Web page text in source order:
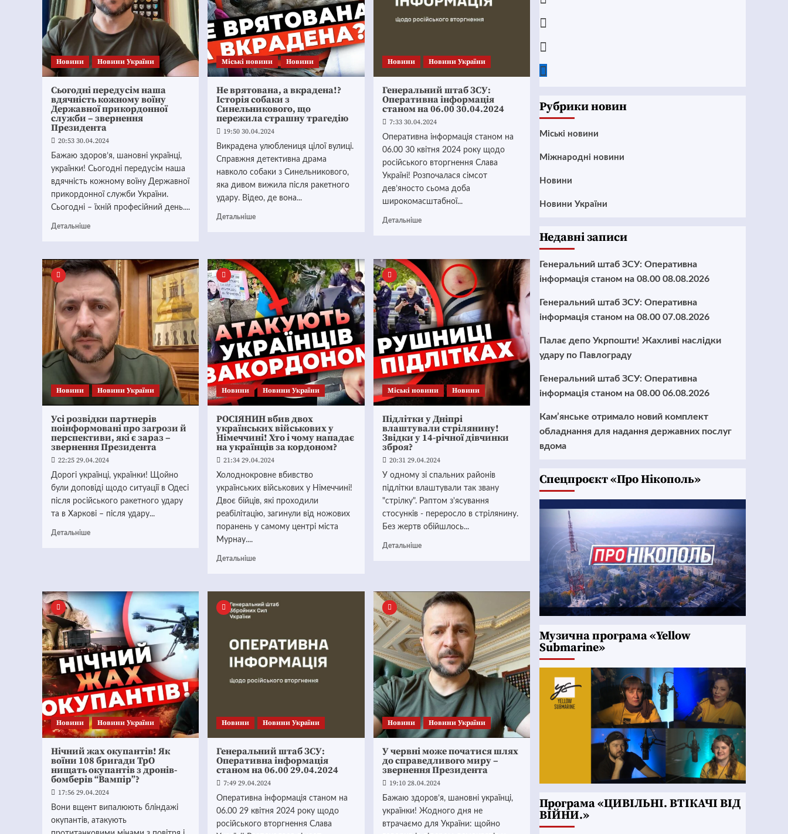
Новини Новини України
Сьогодні передусім наша
вдячність кожному воїну
Державної прикордонної
служби – звернення
Президента
20:53 30.04.2024
Бажаю здоров’я, шановні українці,
українки! Сьогодні передусім наша
вдячність кожному воїну Державної
прикордонної служби України.
Сьогодні – їхній професійний день....
Детальніше
Mіські новини Новини
Не врятована, а вкрадена!?
Історія собаки з
Синельникового, що
пережила страшну трагедію
19:50 30.04.2024
Викрадена улюблениця цілої вулиці.
Справжня детективна драма
навколо собаки з Синельникового,
яка дивом вижила після ракетного
удару. Відео, де вона...
Детальніше
Новини Новини України
Генеральний штаб ЗСУ:
Оперативна інформація
станом на 06.00 30.04.2024
7:33 30.04.2024
Оперативна інформація станом на
06.00 30 квітня 2024 року щодо
російського вторгнення Слава
Україні! Розпочалася сімсот
дев’яносто сьома доба
широкомасштабної...
Детальніше
Новини Новини України
Усі розвідки партнерів
поінформовані про загрози й
перспективи, які є зараз –
звернення Президента
22:25 29.04.2024
Дорогі українці, українки! Щойно
були доповіді щодо ситуації в Одесі
після російського ракетного удару
та в Харкові – після удару...
Детальніше
Новини Новини України
РОСІЯНИН вбив двох
українських військових у
Німеччині! Хто і чому нападає
на українців за кордоном?
21:34 29.04.2024
Холоднокровне вбивство
українських військових у Німеччині!
Двоє бійців, які проходили
реабілітацію, загинули від ножових
поранень у самому центрі міста
Мурнау....
Детальніше
Mіські новини Новини
Підлітки у Дніпрі
влаштували стрілянину!
Звідки у 14-річної дівчинки
зброя?
20:31 29.04.2024
У одному зі спальних районів
підлітки влаштували так звану
"стрілку". Раптом з'ясування
стосунків - переросло в стрілянину.
Без жертв обійшлось...
Детальніше
Новини Новини України
Нічний жах окупантів! Як
воїни 108 бригади ТрО
нищать окупантів з дронів-
бомберів “Вампір”?
17:56 29.04.2024
Вони вщент випалюють бліндажі
окупантів, атакують
Новини Новини України
Генеральний штаб ЗСУ:
Оперативна інформація
станом на 06.00 29.04.2024
7:49 29.04.2024
Оперативна інформація станом на
06.00 29 квітня 2024 року щодо
російського вторгнення Слава
Новини Новини України
У червні може початися шлях
до справедливого миру –
звернення Президента
19:10 28.04.2024
Бажаю здоров’я, шановні українці,
українки! Жодного дня не
втрачаємо для України: щойно
Рубрики новин
Mіські новини
Міжнародні новини
Новини
Новини України
Недавні записи
Генеральний штаб ЗСУ: Оперативна
інформація станом на 08.00 08.08.2026
Генеральний штаб ЗСУ: Оперативна
інформація станом на 08.00 07.08.2026
Палає депо Укрпошти! Жахливі наслідки
удару по Павлограду
Генеральний штаб ЗСУ: Оперативна
інформація станом на 08.00 06.08.2026
Кам’янське отримало новий комплект
обладнання для надання державних послуг
вдома
Cпецпроєкт «Про Нікополь»
Музична програма «Yellow
Submarine»
Програма «ЦИВІЛЬНІ. ВТІКАЧІ ВІД
ВІЙНИ.»